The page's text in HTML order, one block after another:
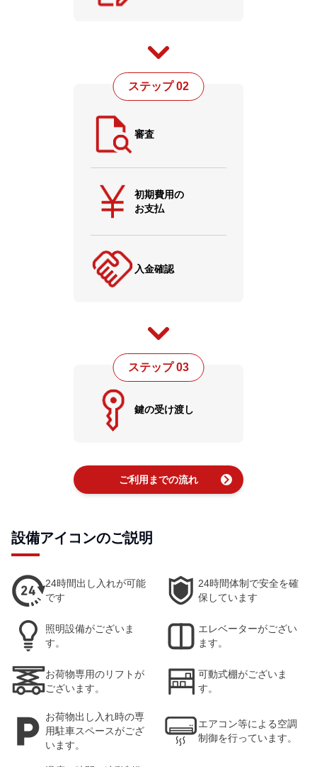
ステップ 02
審査
初期費用の
お支払
入金確認
ステップ 03
鍵の受け渡し
ご利用までの流れ chevron_right
設備アイコンのご説明
24時間出し入れが可能
です
24時間体制で安全を確
保しています
照明設備がございま
す。
エレベーターがござい
ます。
お荷物専用のリフトが
ございます。
可動式棚がございま
す。
お荷物出し入れ時の専
用駐車スペースがござ
います。
エアコン等による空調
制御を行っています。